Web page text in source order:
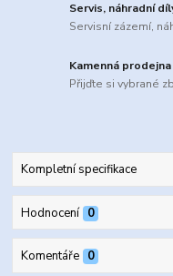
Servis, náhradní
Servisní zázemí,
Kamenná prodejna
Přijďte si vybrané
Kompletní specifikace
Hodnocení 0
Komentáře 0